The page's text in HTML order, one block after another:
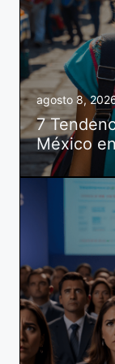
agosto 8,
7
México